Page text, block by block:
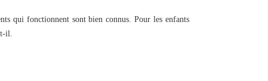
qui fonctionnent sont bien connus. Pour les enfants
il.